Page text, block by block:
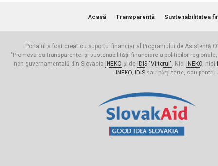
Acasă Transparenţă Sustenabilitatea
Portalul a fost creat cu suportul financiar al Programului de Asistență
"Promovarea transparenței și sustenabilității financiare a politicilor
non-guvernamentală din Slovacia
INEKO și de IDIS "Viitorul". Nici INEKO, nici
INEKO, IDISsau părți terțe, sau pentru